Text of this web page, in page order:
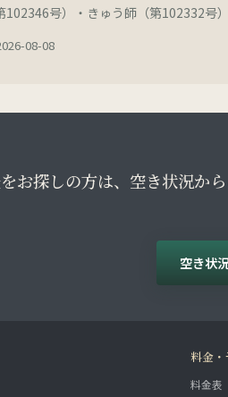
102346号）・きゅう師（第102332号
08-08
お探しの方は、空き状況か
空き状
料金・
料金表